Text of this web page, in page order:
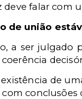
falar com
união
a ser julgado
de
conclusões